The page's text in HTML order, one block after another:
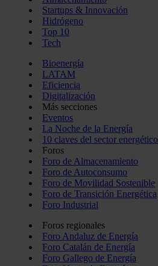
Startups & Innovación
Hidrógeno
Top 10
Tech
Bioenergía
LATAM
Eficiencia
Digitalización
Más secciones
Eventos
La Noche de la Energía
10 claves del sector energético
Foros
Foro de Almacenamiento
Foro de Autoconsumo
Foro de Movilidad Sostenible
Foro de Transición Energética
Foro Industrial
Foros regionales
Foro Andaluz de Energía
Foro Catalán de Energía
Foro Gallego de Energía